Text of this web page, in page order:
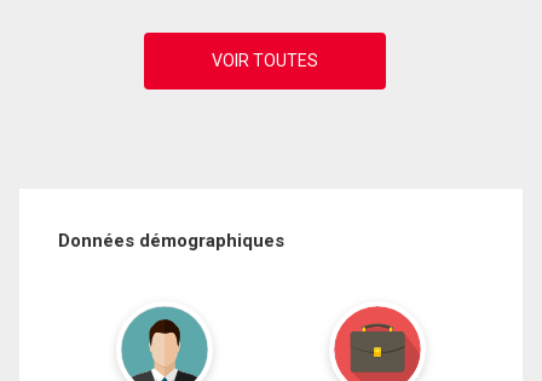
Données démographiques